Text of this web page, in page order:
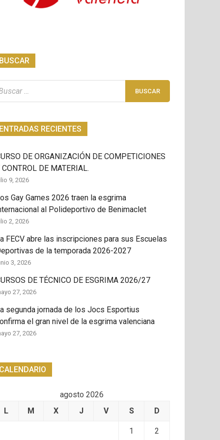
BUSCAR
ENTRADAS RECIENTES
DE ORGANIZACIÓN DE COMPETICIONES
CONTROL DE MATERIAL.
9, 2026
Gay Games 2026 traen la esgrima
al Polideportivo de Benimaclet
2, 2026
FECV abre las inscripciones para sus Escuelas
de la temporada 2026-2027
3, 2026
DE TÉCNICO DE ESGRIMA 2026/27
27, 2026
segunda jornada de los Jocs Esportius
el gran nivel de la esgrima valenciana
27, 2026
CALENDARIO
agosto 2026
L
M X J V S D
1 2